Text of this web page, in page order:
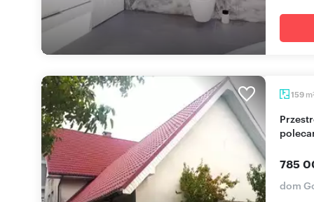
159 m
Przestronny dom z gabinetem i tarasami -
785
dom